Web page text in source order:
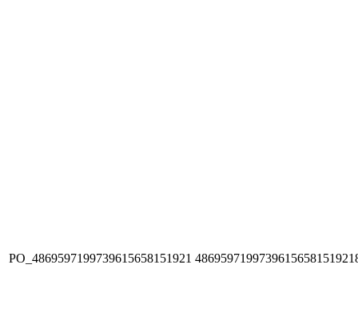
PO_4869597199739615658151921